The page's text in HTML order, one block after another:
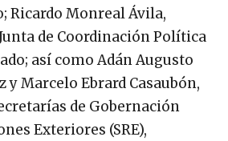
Ricardo Monreal Ávila,
de Coordinación Política
así como Adán Augusto
y Marcelo Ebrard Casaubón,
de Gobernación
Exteriores (SRE),